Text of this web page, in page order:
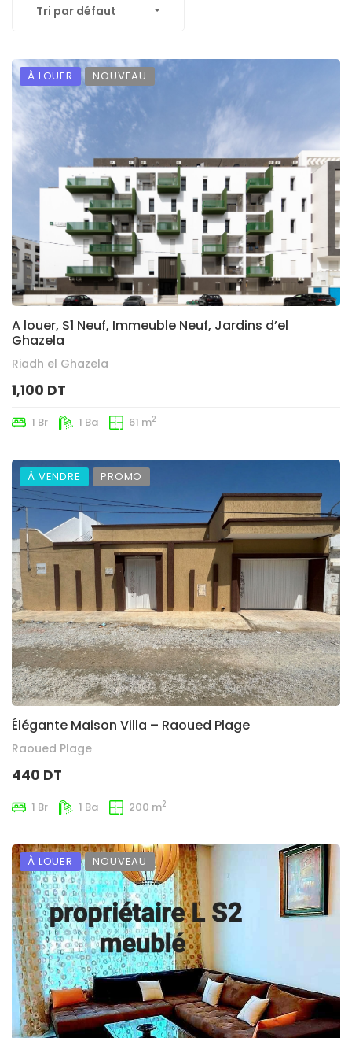
Tri par défaut
À LOUER NOUVEAU
A louer, S1 Neuf, Immeuble Neuf, Jardins d’el
Ghazela
Riadh el Ghazela
1,100 DT
1 Br 1 Ba 61 m2
À VENDRE PROMO
Élégante Maison Villa – Raoued Plage
Raoued Plage
440 DT
1 Br 1 Ba 200 m2
À LOUER NOUVEAU